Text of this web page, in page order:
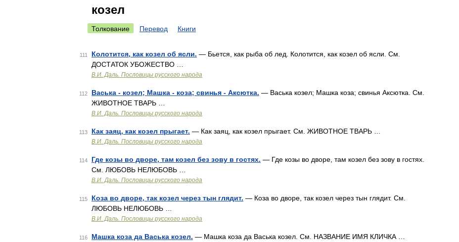
козел
Толкование Перевод Книги
111 Колотится, как козел об ясли. — Бьется, как рыба об лед. Колотится, как козел об ясли. См.
ДОСТАТОК УБОЖЕСТВО …
В.И. Даль. Пословицы русского народа
112 Васька - козел; Машка - коза; свинья - Аксютка. — Васька козел; Машка коза; свинья Аксютка. См.
ЖИВОТНОЕ ТВАРЬ …
В.И. Даль. Пословицы русского народа
113 Как заяц, как козел прыгает. — Как заяц, как козел прыгает. См. ЖИВОТНОЕ ТВАРЬ …
В.И. Даль. Пословицы русского народа
114 Где козы во дворе, там козел без зову в гостях. — Где козы во дворе, там козел без зову в гостях.
См. ЛЮБОВЬ НЕЛЮБОВЬ …
В.И. Даль. Пословицы русского народа
115 Коза во дворе, так козел через тын глядит. — Коза во дворе, так козел через тын глядит. См.
ЛЮБОВЬ НЕЛЮБОВЬ …
В.И. Даль. Пословицы русского народа
116 Машка коза да Васька козел. — Машка коза да Васька козел. См. НАЗВАНИЕ ИМЯ КЛИЧКА …